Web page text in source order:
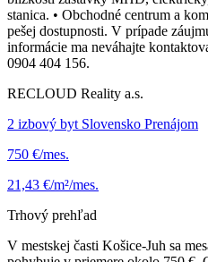
stanica. • Obchodné centrum a
pešej dostupnosti. V prípade
informácie ma neváhajte
0904 404 156.
RECLOUD Reality a.s.
2 izbový byt Slovensko Prenájom
750 €/mes.
21,43 €/m²/mes.
Trhový prehľad
V mestskej časti Košice-Juh sa